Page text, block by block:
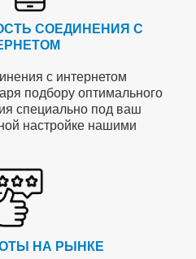
СОЕДИНЕНИЯ С
с интернетом
подбору оптимального
специально под ваш
настройке нашими
НА РЫНКЕ